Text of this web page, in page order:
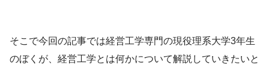
そこで今回の記事では経営工学専門の現役理系大学3年生
のぼくが、経営工学とは何かについて解説していきたいと